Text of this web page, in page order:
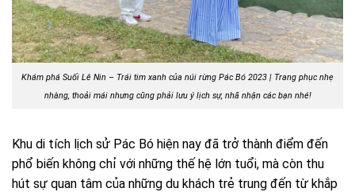
Khám phá Suối Lê Nin – Trái tim xanh của núi rừng Pác Bó 2023 | Trang phục nhẹ
nhàng, thoải mái nhưng cũng phải lưu ý lịch sự, nhã nhặn các bạn nhé!
Khu di tích lịch sử Pác Bó hiện nay đã trở thành điểm đến
phổ biến không chỉ với những thế hệ lớn tuổi, mà còn thu
hút sự quan tâm của những du khách trẻ trung đến từ khắp